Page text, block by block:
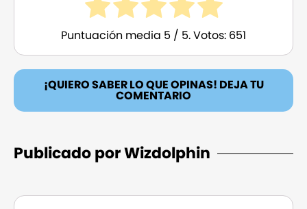
Puntuación media 5 / 5. Votos: 651
¡QUIERO SABER LO QUE OPINAS! DEJA TU
COMENTARIO
Publicado por Wizdolphin